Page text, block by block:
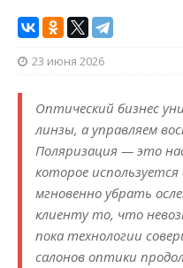
23 июня 2026
Оптический бизнес
линзы, а управляем
Поляризация — это
которое
мгновенно убрать
клиенту то, что
пока технологии
салонов оптики